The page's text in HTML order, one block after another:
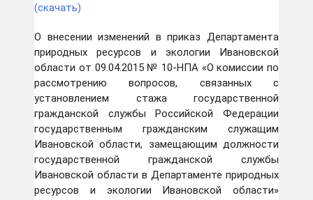
(скачать)
О внесении изменений в приказ Департамента
природных ресурсов и экологии Ивановской
области от 09.04.2015 № 10-НПА «О комиссии по
рассмотрению вопросов, связанных с
установлением стажа государственной
гражданской службы Российской Федерации
государственным гражданским служащим
Ивановской области, замещающим должности
государственной гражданской службы
Ивановской области в Департаменте природных
ресурсов и экологии Ивановской области»